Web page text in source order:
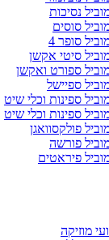
נסיכות
סוסים
סופר 4
סיטי אקשן
ספורט ואקשן
ספיישל
ספינות וכלי שיט
ספינות וכלי שיט
פולקסוואגן
פורשה
פיראטים
מוזיקה